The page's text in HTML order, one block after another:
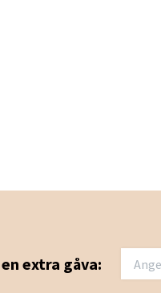
extra gåva: